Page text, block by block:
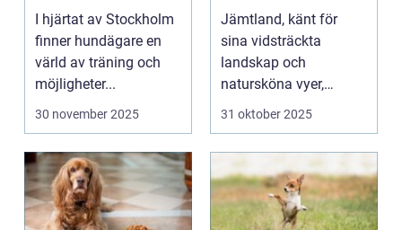
din hund
I hjärtat av Stockholm
finner hundägare en
värld av träning och
möjligheter...
30 november 2025
vårt vackra
landskap
Jämtland, känt för
sina vidsträckta
landskap och
natursköna vyer,
erbjuder ...
31 oktober 2025